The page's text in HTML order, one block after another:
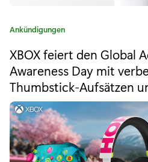
r
e
i
n
a
K
t
e
o
r
i
e
:
Ankündigungen
XBOX feiert den Global
Awareness Day mit
Thumbstick-Aufsätzen